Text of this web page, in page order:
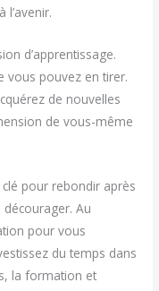
l’avenir.
d’apprentissage.
vous pouvez en tirer.
de nouvelles
de vous-même
pour rebondir après
décourager. Au
pour vous
du temps dans
la formation et